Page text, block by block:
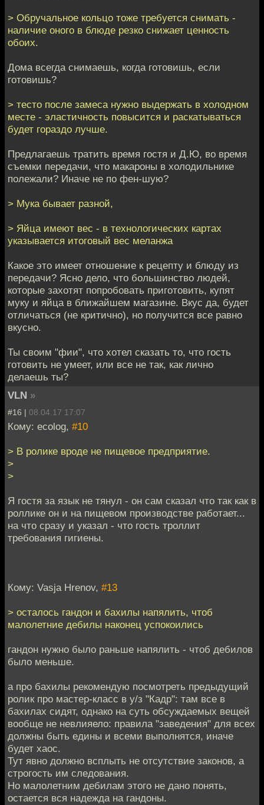
> Обручальное кольцо тоже требуется снимать -
наличие оного в блюде резко снижает ценность
обоих.
Дома всегда снимаешь, когда готовишь, если
готовишь?
> тесто после замеса нужно выдержать в холодном
месте - эластичность повысится и раскатываться
будет гораздо лучше.
Предлагаешь тратить время гостя и Д.Ю, во время
съемки передачи, что макароны в холодильнике
полежали? Иначе не по фен-шую?
> Мука бывает разной,
> Яйца имеют вес - в технологических картах
указывается итоговый вес меланжа
Какое это имеет отношение к рецепту и блюду из
передачи? Ясно дело, что большинство людей,
которые захотят попробовать приготовить, купят
муку и яйца в ближайшем магазине. Вкус да, будет
отличаться (не критично), но получится все равно
вкусно.
Ты своим "фии", что хотел сказать то, что гость
готовить не умеет, или все не так, как лично
делаешь ты?
VLN »
#16 | 08.04.17 17:07
Кому: ecolog, #10
> В ролике вроде не пищевое предприятие.
>
>
Я гостя за язык не тянул - он сам сказал что так как в
роллике он и на пищевом производстве работает...
на что сразу и указал - что гость троллит
требования гигиены.
Кому: Vasja Hrenov, #13
> осталось гандон и бахилы напялить, чтоб
малолетние дебилы наконец успокоились
гандон нужно было раньше напялить - чтоб дебилов
было меньше.
а про бахилы рекомендую посмотреть предыдущий
ролик про мастер-класс в у/з "Кадр": там все в
бахилах сидят, однако на суть обсуждаемых вещей
вообще не невлияело: правила "заведения" для всех
должны быть едины и всеми выполнятся, иначе
будет хаос.
Тут явно должно всплыть не отсутствие законов, а
строгость им следования.
Но малолетним дебилам этого не дано понять,
остается вся надежда на гандоны.